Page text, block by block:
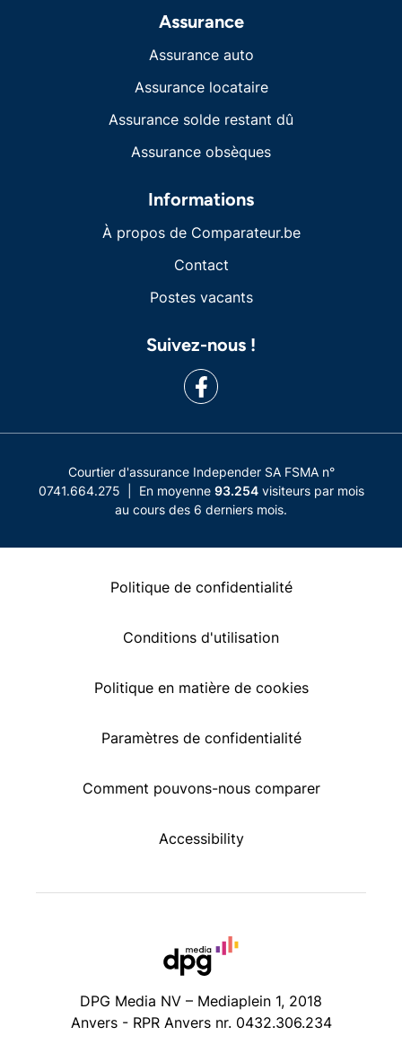
Assurance
Assurance auto
Assurance locataire
Assurance solde restant dû
Assurance obsèques
Informations
À propos de Comparateur.be
Contact
Postes vacants
Suivez-nous !
Courtier d'assurance Independer SA FSMA n°
0741.664.275 | En moyenne 93.254visiteurs par mois
au cours des 6 derniers mois.
Politique de confidentialité
Conditions d'utilisation
Politique en matière de cookies
Paramètres de confidentialité
Comment pouvons-nous comparer
Accessibility
DPG Media NV – Mediaplein 1, 2018
Anvers - RPR Anvers nr. 0432.306.234